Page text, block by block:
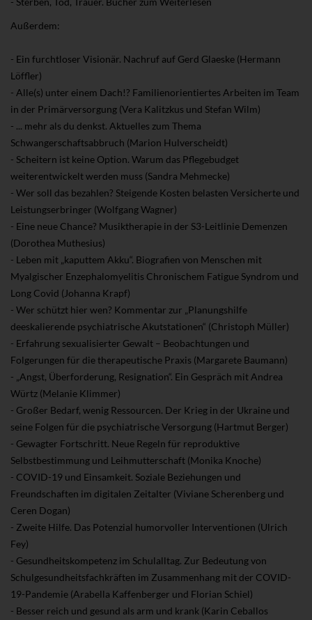
Außerdem:
- Ein furchtloser Visionär. Nachruf auf Gerd Glaeske (Hermann
Löffler)
- Alle(s) unter einem Dach!? Familienorientiertes Arbeiten im Team
in der Primärversorgung (Vera Kalitzkus und Stefan Wilm)
- ... mehr als du denkst. Aktuelles zum Thema
Schwangerschaftsabbruch (Marion Hulverscheidt)
- Scheitern ist keine Option. Warum das Pflegebudget
weiterentwickelt werden muss (Sandra Mehmecke)
- Wer soll das bezahlen? Steigende Kosten belasten Versicherte und
Leistungserbringer (Wolfgang Wagner)
- Eine neue Chance? Musiktherapie in der S3-Leitlinie Demenzen
(Dorothea Muthesius)
- Leben mit „kaputtem Akku“. Biografien von Menschen mit
Myalgischer Enzephalomyelitis Chronischem Fatigue Syndrom und
Long Covid (Johanna Krapf)
- Wer schützt hier wen? Kommentar zur „Planungshilfe
deeskalierende psychiatrische Akutstationen“ (Christoph Müller)
- Erfahrung sexualisierter Gewalt – Beobachtungen und
Folgerungen für die therapeutische Praxis (Margarete Baumann)
- „Angst, Überforderung, Resignation“. Ein Gespräch mit Andrea
Würtz (Melanie Klimmer)
- Großer Bedarf, wenig Ressourcen. Der Krieg in der Ukraine und
seine Folgen für die psychiatrische Versorgung (Hartmut Berger)
- Gewagter Fortschritt. Neue Regeln für reproduktive
Selbstbestimmung und Leihmutterschaft (Monika Knoche)
- COVID-19 und Einsamkeit. Soziale Beziehungen und
Freundschaften im digitalen Zeitalter (Viviane Scherenberg und
Ceren Dogan)
- Zweite Hilfe. Das Potenzial humorvoller Interventionen (Ulrich
Fey)
- Gesundheitskompetenz im Schulalltag. Zur Bedeutung von
Schulgesundheitsfachkräften im Zusammenhang mit der COVID-
19-Pandemie (Arabella Kaffenberger und Florian Schiel)
- Besser reich und gesund als arm und krank (Karin Ceballos